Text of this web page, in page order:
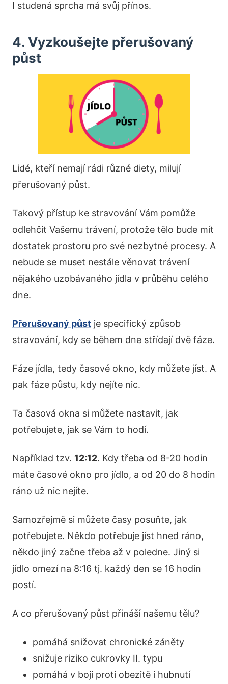
I studená sprcha má svůj přínos.
4. Vyzkoušejte přerušovaný
půst
Lidé, kteří nemají rádi různé diety, milují
přerušovaný půst.
Takový přístup ke stravování Vám pomůže
odlehčit Vašemu trávení, protože tělo bude mít
dostatek prostoru pro své nezbytné procesy. A
nebude se muset nestále věnovat trávení
nějakého uzobávaného jídla v průběhu celého
dne.
Přerušovaný půst je specifický způsob
stravování, kdy se během dne střídají dvě fáze.
Fáze jídla, tedy časové okno, kdy můžete jíst. A
pak fáze půstu, kdy nejíte nic.
Ta časová okna si můžete nastavit, jak
potřebujete, jak se Vám to hodí.
Například tzv. 12:12. Kdy třeba od 8-20 hodin
máte časové okno pro jídlo, a od 20 do 8 hodin
ráno už nic nejíte.
Samozřejmě si můžete časy posuňte, jak
potřebujete. Někdo potřebuje jíst hned ráno,
někdo jiný začne třeba až v poledne. Jiný si
jídlo omezí na 8:16 tj. každý den se 16 hodin
postí.
A co přerušovaný půst přináší našemu tělu?
pomáhá snižovat chronické záněty
snižuje riziko cukrovky II. typu
pomáhá v boji proti obezitě i hubnutí